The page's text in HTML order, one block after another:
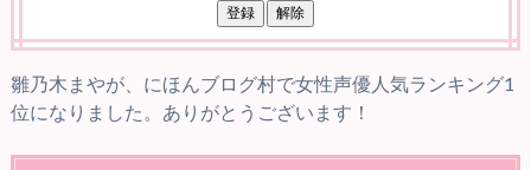
雛乃木まやが、にほんブログ村で女性声優人気ランキング1
位になりました。ありがとうございます！